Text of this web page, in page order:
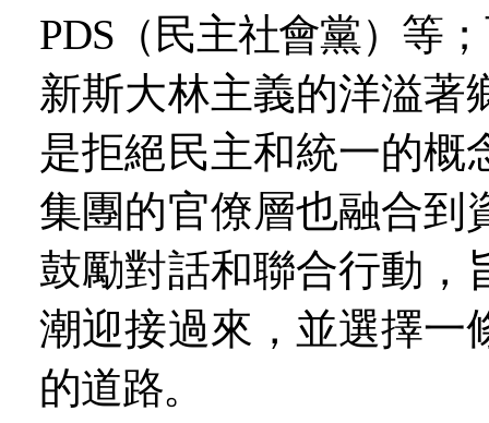
PDS（民主社會黨）等
新斯大林主義的洋溢著
是拒絕民主和統一的概
集團的官僚層也融合到
鼓勵對話和聯合行動，
潮迎接過來，並選擇一
的道路。